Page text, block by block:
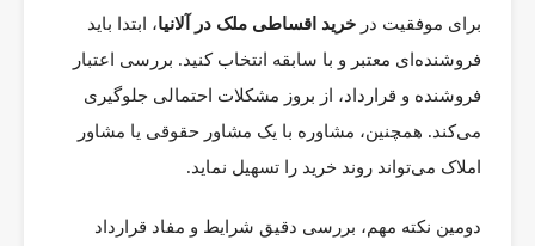
برای موفقیت در خرید اقساطی ملک در آلانیا، ابتدا باید
فروشنده‌ای معتبر و با سابقه انتخاب کنید. بررسی اعتبار
فروشنده و قرارداد، از بروز مشکلات احتمالی جلوگیری
می‌کند. همچنین، مشاوره با یک مشاور حقوقی یا مشاور
املاک می‌تواند روند خرید را تسهیل نماید.
دومین نکته مهم، بررسی دقیق شرایط و مفاد قرارداد